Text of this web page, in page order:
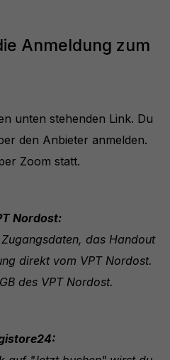
Anmeldung zum
unten stehenden Link. Du
den Anbieter anmelden.
Zoom statt.
Nordost:
das Handout
direkt vom VPT Nordost.
des VPT Nordost.